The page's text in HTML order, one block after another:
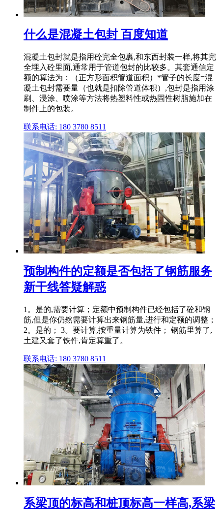
什么是混凝土包封 百度知道
混凝土包封就是指用砼完全包裹,和东西封装一样,将其完
全埋入砼里面,通常用于管道包封的比较多。其套通信定
额的算法为：（正方形面积管道面积）*管子的长度=混
凝土包封需要量（也就是扣除管道体积）,包封是指用涂
刷、浸涂、喷涂等方法将热塑料性或热固性树脂施加在
制件上的包装。
联系电话: 180 3780 8511
预制构件的定额是否包括了钢筋服务
新干线答疑解惑
1。是的,需要计算；定额中预制构件已经包括了砼和钢
筋,但是你仍然需要计算出来钢筋量,进行和定额的调整；
2。是的； 3。要计算,按重量计算为铁件； 钢筋里算了,
土建又套了铁件,肯定算重了。
联系电话: 180 3780 8511
系梁顶的标高和桩顶标高一样高,系梁